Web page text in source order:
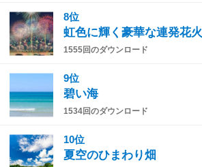
8位
虹色に輝く豪華な連発花火
1555回のダウンロード
9位
碧い海
1534回のダウンロード
10位
夏空のひまわり畑